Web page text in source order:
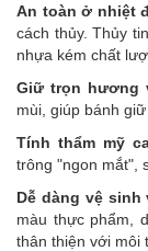
An toàn ở nhiệt
cách thủy. Thủy
nhựa kém chất
Giữ trọn hương
mùi, giúp bánh
Tính thẩm mỹ
trông "ngon mắt",
Dễ dàng vệ
màu thực phẩm,
thân thiện với môi